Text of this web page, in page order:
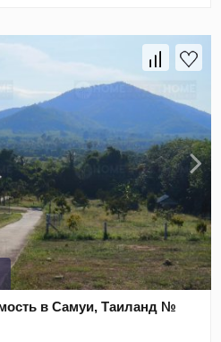
в Самуи, Таиланд №